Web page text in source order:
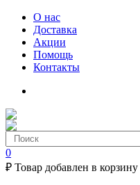
О нас
Доставка
Акции
Помощь
Контакты
0
₽ Товар добавлен в корзину